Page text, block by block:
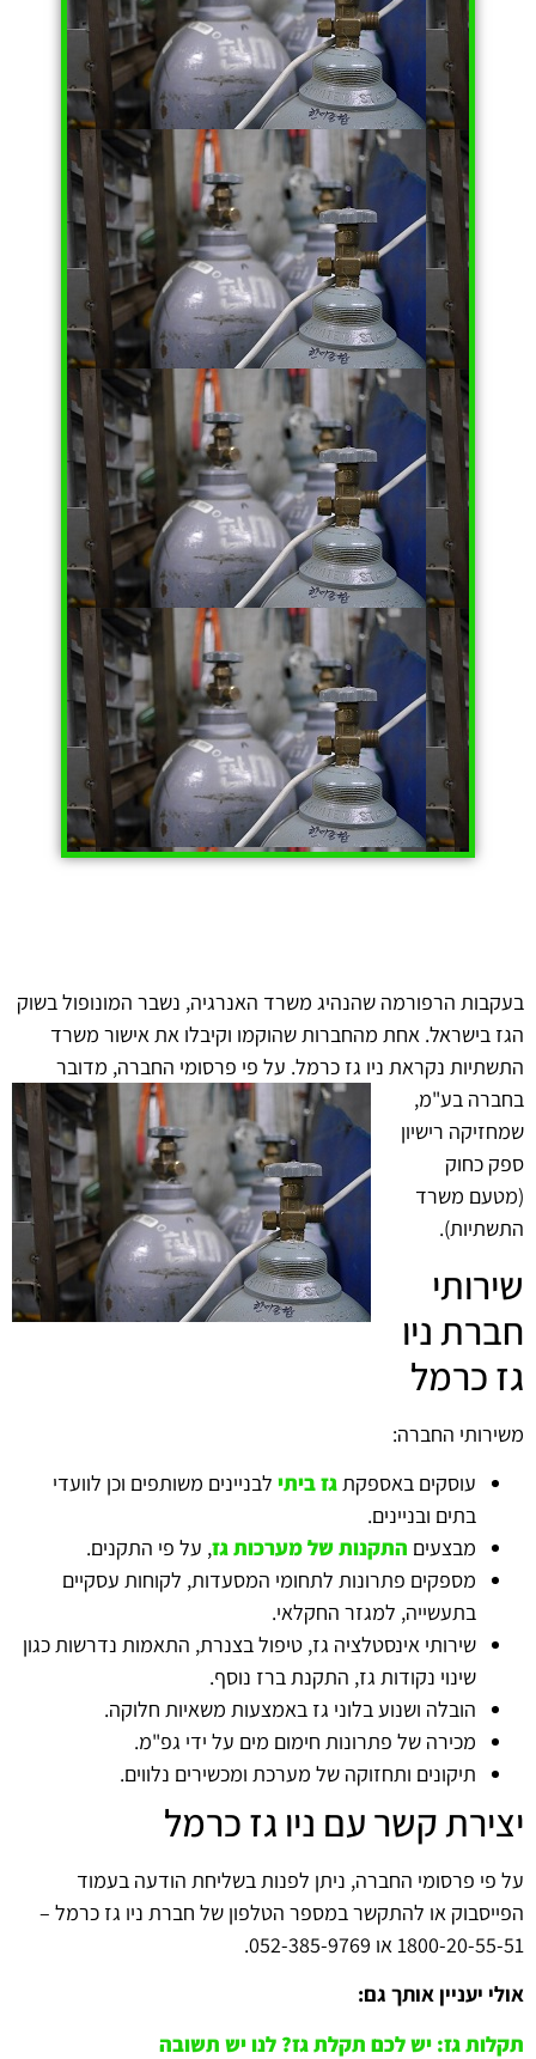
בעקבות הרפורמה שהנהיג משרד האנרגיה, נשבר המונופול בשוק
הגז בישראל. אחת מהחברות שהוקמו וקיבלו את אישור משרד
התשתיות נקראת ניו גז כרמל. על פי פרסומי החברה, מדובר
בחברה בע"מ,
שמחזיקה רישיון
ספק כחוק
(מטעם משרד
התשתיות).
שירותי
חברת ניו
גז כרמל
משירותי החברה:
עוסקים באספקתגז ביתי לבניינים משותפים וכן לוועדי
בתים ובניינים.
מבצעים התקנות של מערכות גז, על פי התקנים.
מספקים פתרונות לתחומי המסעדות, לקוחות עסקיים
בתעשייה, למגזר החקלאי.
שירותי אינסטלציה גז, טיפול בצנרת, התאמות נדרשות כגון
שינוי נקודות גז, התקנת ברז נוסף.
הובלה ושנוע בלוני גז באמצעות משאיות חלוקה.
מכירה של פתרונות חימום מים על ידי גפ"מ.
תיקונים ותחזוקה של מערכת ומכשירים נלווים.
יצירת קשר עם ניו גז כרמל
על פי פרסומי החברה, ניתן לפנות בשליחת הודעה בעמוד
הפייסבוק או להתקשר במספר הטלפון של חברת ניו גז כרמל –
1800-20-55-51 או 052-385-9769.
אולי יעניין אותך גם:
תקלות גז: יש לכם תקלת גז? לנו יש תשובה